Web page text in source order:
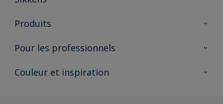
À propos de Sikkens
Durabilité
Produits
Produits pour l’intérieur
Trouver un point de vente
Pour les professionnels
Partenaires Sikkens 🔗
Couleur et inspiration